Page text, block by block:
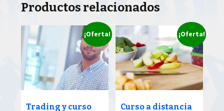
Productos relacionados
¡Oferta!
Trading y curso
¡Oferta!
Curso a distancia